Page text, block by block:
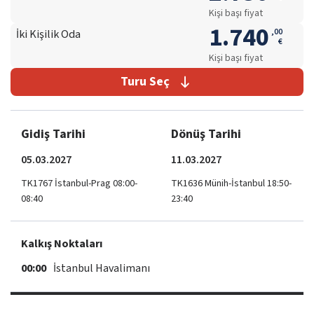
Kişi başı fiyat
İki Kişilik Oda 1.740 ,00
€
Kişi başı fiyat
Turu Seç
Gidiş Tarihi
05.03.2027
TK1767 İstanbul-Prag 08:00-
08:40
Dönüş Tarihi
11.03.2027
TK1636 Münih-İstanbul 18:50-
23:40
Kalkış Noktaları
00:00 İstanbul Havalimanı